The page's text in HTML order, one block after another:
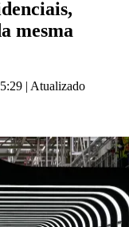
mesma
| Atualizado